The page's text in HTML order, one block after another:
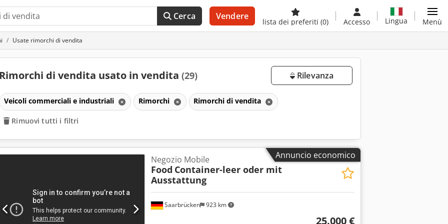
Cerca Vendere
lista dei preferiti (0) Accesso Lingua Menù
Usate rimorchi di vendita
Rimorchi di vendita usato in vendita (29) Rilevanza
Veicoli commerciali e industriali Rimorchi Rimorchi di vendita
Rimuovi tutti i filtri
Annuncio economico
Saarbrücken 923 km
Negozio Mobile
Food Container-leer oder mit
Ausstattung
25.000 €